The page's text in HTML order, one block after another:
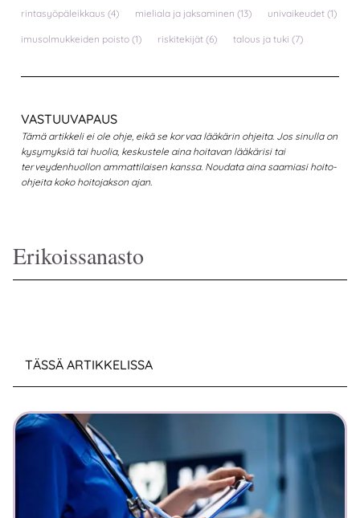
Erikoissanasto
rintasyöpäleikkaus (4) mieliala ja jaksaminen (13) univaikeudet (1)
imusolmukkeiden poisto (1) riskitekijät (6) talous ja tuki (7)
VASTUUVAPAUS
Tämä artikkeli ei ole ohje, eikä se korvaa lääkärin ohjeita. Jos sinulla on
kysymyksiä tai huolia, keskustele aina hoitavan lääkärisi tai
terveydenhuollon ammattilaisen kanssa. Noudata aina saamiasi hoito-
ohjeita koko hoitojakson ajan.
TÄSSÄ ARTIKKELISSA